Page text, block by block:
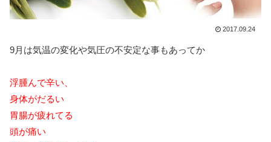
2017.09.24
9月は気温の変化や気圧の不安定な事もあってか
浮腫んで辛い、
身体がだるい
胃腸が疲れてる
頭が痛い